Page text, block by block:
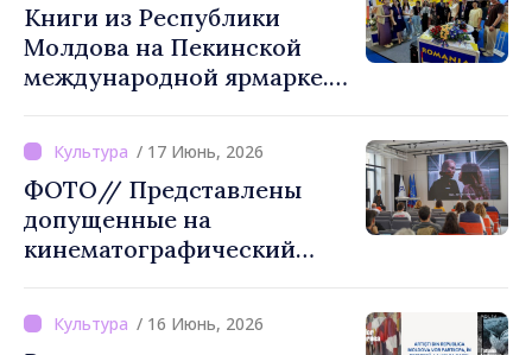
Книги из Республики
Молдова на Пекинской
международной ярмарке.
«Возможность для
китайской публики
открыть для себя
культурную идентичность
Республики Молдова»
/ 17 Июнь, 2026
ФОТО// Представлены
допущенные на
кинематографический
/ 16 Июнь, 2026